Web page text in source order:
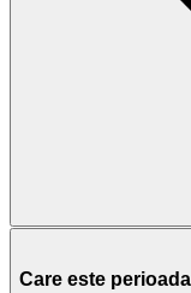
Care este